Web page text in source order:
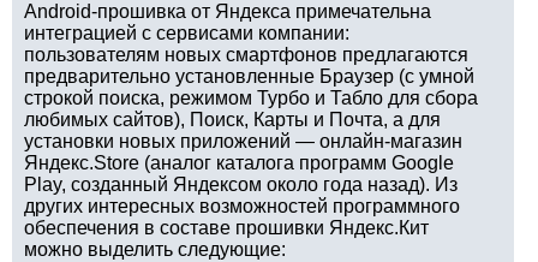
Android-прошивка от Яндекса примечательна
интеграцией с сервисами компании:
пользователям новых смартфонов предлагаются
предварительно установленные Браузер (с умной
строкой поиска, режимом Турбо и Табло для сбора
любимых сайтов), Поиск, Карты и Почта, а для
установки новых приложений — онлайн-магазин
Яндекс.Store (аналог каталога программ Google
Play, созданный Яндексом около года назад). Из
других интересных возможностей программного
обеспечения в составе прошивки Яндекс.Кит
можно выделить следующие: